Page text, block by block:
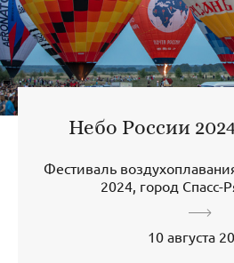
Небо России
Фестиваль
2024, город Спасс-
10 августа